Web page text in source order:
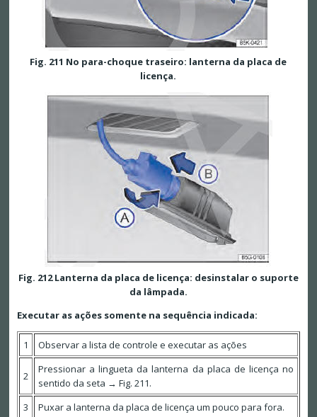
Fig. 211 No para-choque traseiro: lanterna da placa de
licença.
Fig. 212 Lanterna da placa de licença: desinstalar o suporte
da lâmpada.
Executar as ações somente na sequência indicada:
1 Observar a lista de controle e executar as ações
2
Pressionar a lingueta da lanterna da placa de licença no
sentido da seta → Fig. 211.
3
Puxar a lanterna da placa de licença um pouco para fora.